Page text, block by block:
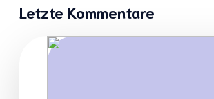
Letzte Kommentare